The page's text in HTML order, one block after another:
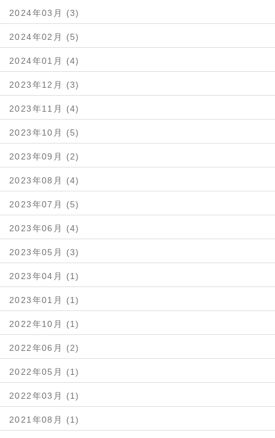
2024年03月 (3)
2024年02月 (5)
2024年01月 (4)
2023年12月 (3)
2023年11月 (4)
2023年10月 (5)
2023年09月 (2)
2023年08月 (4)
2023年07月 (5)
2023年06月 (4)
2023年05月 (3)
2023年04月 (1)
2023年01月 (1)
2022年10月 (1)
2022年06月 (2)
2022年05月 (1)
2022年03月 (1)
2021年08月 (1)